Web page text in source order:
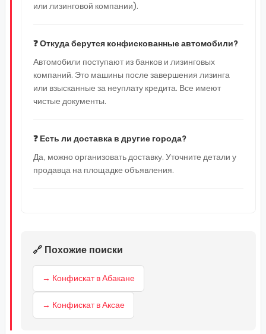
или лизинговой компании).
❓ Откуда берутся конфискованные автомобили?
Автомобили поступают из банков и лизинговых
компаний. Это машины после завершения лизинга
или взысканные за неуплату кредита. Все имеют
чистые документы.
❓ Есть ли доставка в другие города?
Да, можно организовать доставку. Уточните детали у
продавца на площадке объявления.
🔗 Похожие поиски
→ Конфискат в Абакане
→ Конфискат в Аксае